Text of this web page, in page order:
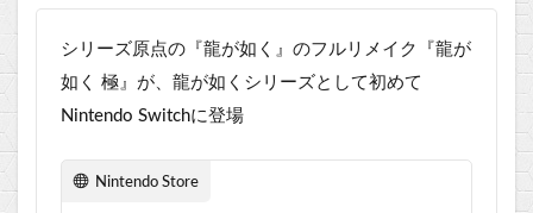
シリーズ原点の『龍が如く』のフルリメイク『龍が
如く 極』が、龍が如くシリーズとして初めて
Nintendo Switchに登場
Nintendo Store